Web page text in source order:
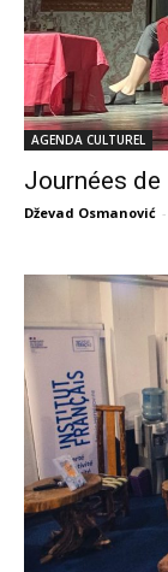
AGENDA CULTUREL
Journées
Dževad Osmanović -